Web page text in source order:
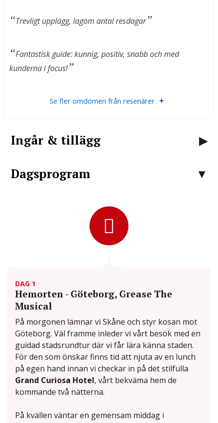
Trevligt upplägg, lagom antal resdagar
Fantastisk guide: kunnig, positiv, snabb och med
kunderna i focus!
Se fler omdömen från resenärer
Ingår & tillägg
Dagsprogram
DAG 1
Hemorten - Göteborg, Grease The
Musical
På morgonen lämnar vi Skåne och styr kosan mot
Göteborg. Väl framme inleder vi vårt besök med en
guidad stadsrundtur där vi får lära känna staden.
För den som önskar finns tid att njuta av en lunch
på egen hand innan vi checkar in på det stilfulla
Grand Curiosa Hotel, vårt bekväma hem de
kommande två nätterna.
På kvällen väntar en gemensam middag i